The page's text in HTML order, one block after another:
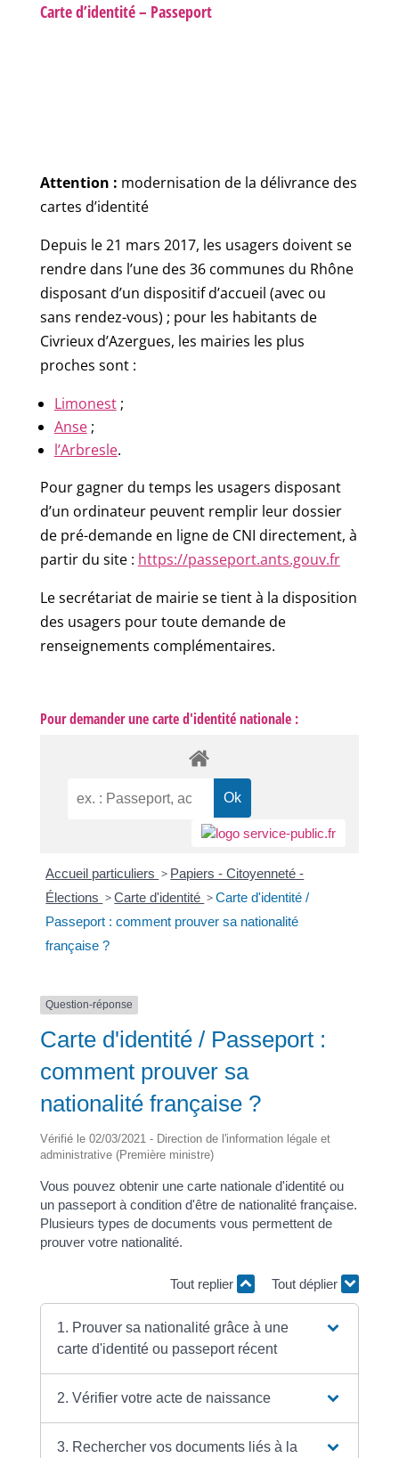
Carte d’identité – Passeport
Attention : modernisation de la délivrance des
cartes d’identité
Depuis le 21 mars 2017, les usagers doivent se
rendre dans l’une des 36 communes du Rhône
disposant d’un dispositif d’accueil (avec ou
sans rendez-vous) ; pour les habitants de
Civrieux d’Azergues, les mairies les plus
proches sont :
Limonest;
Anse;
l’Arbresle.
Pour gagner du temps les usagers disposant
d’un ordinateur peuvent remplir leur dossier
de pré-demande en ligne de CNI directement, à
partir du site : https://passeport.ants.gouv.fr
Le secrétariat de mairie se tient à la disposition
des usagers pour toute demande de
renseignements complémentaires.
Pour demander une carte d'identité nationale :
Accueil particuliers > Papiers - Citoyenneté -
Élections >Carte d'identité >Carte d'identité /
Passeport : comment prouver sa nationalité
française ?
Question-réponse
Carte d'identité / Passeport :
comment prouver sa
nationalité française ?
Vérifié le 02/03/2021 - Direction de l'information légale et
administrative (Première ministre)
Vous pouvez obtenir une carte nationale d'identité ou
un passeport à condition d'être de nationalité française.
Plusieurs types de documents vous permettent de
prouver votre nationalité.
Tout replier Tout déplier
1. Prouver sa nationalité grâce à une
carte d'identité ou passeport récent
2. Vérifier votre acte de naissance
3. Rechercher vos documents liés à la